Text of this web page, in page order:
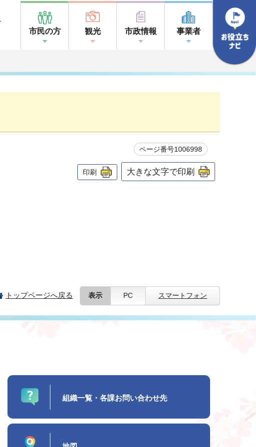
市民の方 観光 市政情報 事業者
ページ番号1006998
印刷 大きな文字で印刷
トップページへ戻る 表示 PC スマートフォン
組織一覧・各課お問い合わせ先